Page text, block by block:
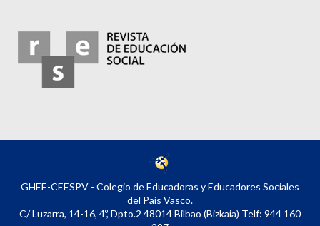
GHEE-CEESPV - Colegio de Educadoras y Educadores Sociales
del País Vasco.
C/ Luzarra, 14-16, 4º, Dpto.2 48014 Bilbao (Bizkaia) Telf: 944 160